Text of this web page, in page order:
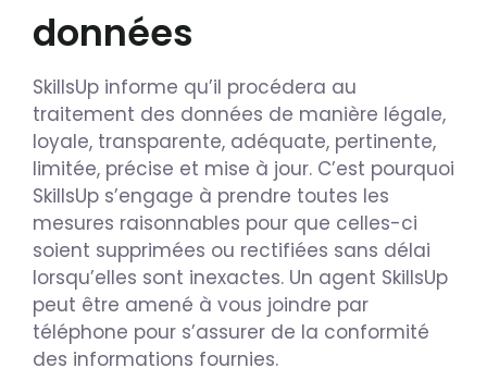
données
SkillsUp informe qu’il procédera au
traitement des données de manière légale,
loyale, transparente, adéquate, pertinente,
limitée, précise et mise à jour. C’est pourquoi
SkillsUp s’engage à prendre toutes les
mesures raisonnables pour que celles-ci
soient supprimées ou rectifiées sans délai
lorsqu’elles sont inexactes. Un agent SkillsUp
peut être amené à vous joindre par
téléphone pour s’assurer de la conformité
des informations fournies.